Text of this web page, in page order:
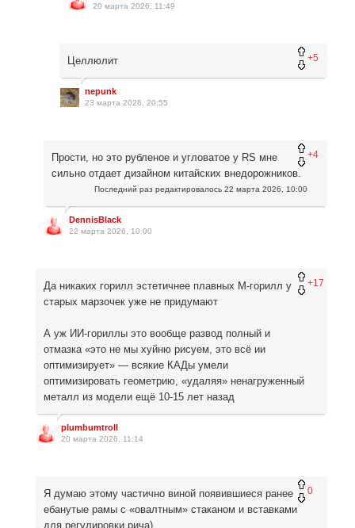
20 марта 2026, 11:49
+5
Целлюлит
nepunk
23 марта 2026, 20:55
+4
Прости, но это рубленое и угловатое у RS мне
сильно отдает дизайном китайских внедорожников.
Последний раз редактировалось 22 марта 2026, 10:00
DennisBlack
22 марта 2026, 10:00
+17
Да никаких горилл эстетичнее плавных М-горилл у
старых марзочек уже не придумают
А уж ИИ-гориллы это вообще развод полный и
отмазка «это не мы хуйню рисуем, это всё ии
оптимизирует» — всякие КАДы умели
оптимизировать геометрию, «удаляя» ненагруженный
металл из модели ещё 10-15 лет назад
plumbumtroll
20 марта 2026, 11:14
0
Я думаю этому частично виной появившиеся ранее
ебанутые рамы с «овалтным» стаканом и вставками
для регулировки рича)